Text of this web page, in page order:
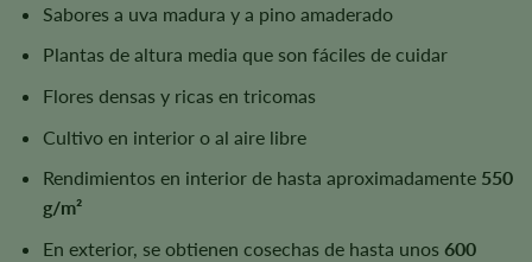
Sabores a uva madura y a pino amaderado
Plantas de altura media que son fáciles de cuidar
Flores densas y ricas en tricomas
Cultivo en interior o al aire libre
Rendimientos en interior de hasta aproximadamente 550
g/m²
En exterior, se obtienen cosechas de hasta unos 600